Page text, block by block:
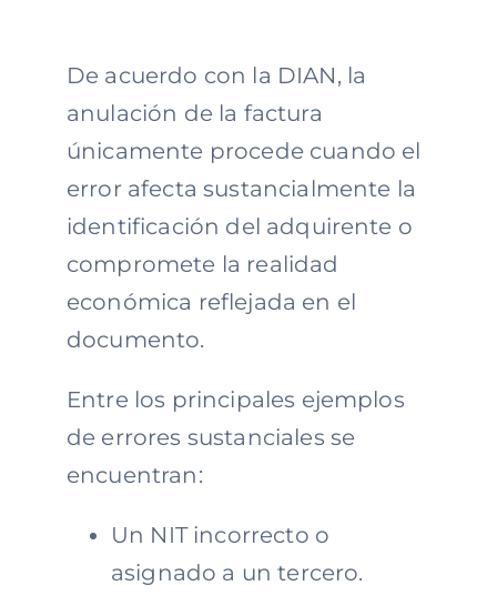
De acuerdo con la DIAN, la
anulación de la factura
únicamente procede cuando el
error afecta sustancialmente la
identificación del adquirente o
compromete la realidad
económica reflejada en el
documento.
Entre los principales ejemplos
de errores sustanciales se
encuentran:
Un NIT incorrecto o
asignado a un tercero.